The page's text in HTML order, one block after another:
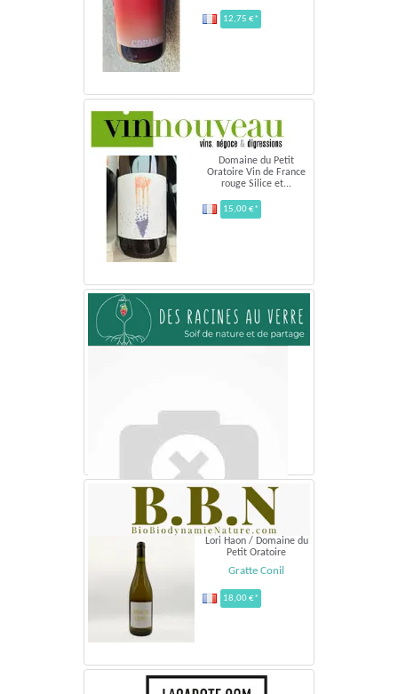
12,75 €*
Domaine du Petit
Oratoire Vin de France
rouge Silice et...
15,00 €*
Domaine du Petit OratoireCôtes-du-Rhône - 2024
Lori Haon / Domaine du
Petit Oratoire
Gratte Conil
18,00 €*